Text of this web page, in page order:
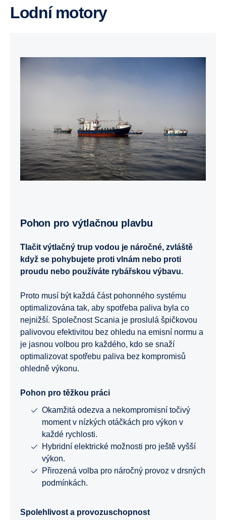
Lodní motory
Pohon pro výtlačnou plavbu
Tlačit výtlačný trup vodou je náročné, zvláště
když se pohybujete proti vlnám nebo proti
proudu nebo používáte rybářskou výbavu.
Proto musí být každá část pohonného systému
optimalizována tak, aby spotřeba paliva byla co
nejnižší. Společnost Scania je proslulá špičkovou
palivovou efektivitou bez ohledu na emisní normu a
je jasnou volbou pro každého, kdo se snaží
optimalizovat spotřebu paliva bez kompromisů
ohledně výkonu.
Pohon pro těžkou práci
Okamžitá odezva a nekompromisní točivý
moment v nízkých otáčkách pro výkon v
každé rychlosti.
Hybridní elektrické možnosti pro ještě vyšší
výkon.
Přirozená volba pro náročný provoz v drsných
podmínkách.
Spolehlivost a provozuschopnost